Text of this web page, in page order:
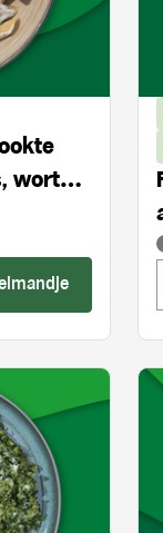
wortel